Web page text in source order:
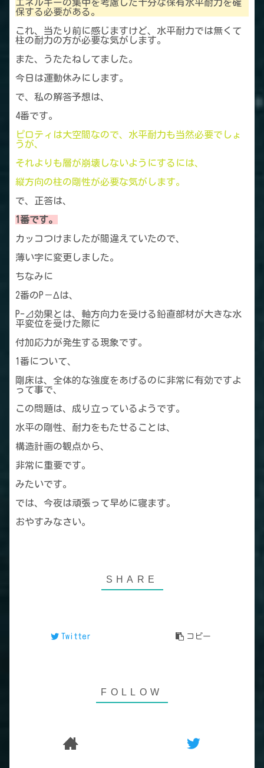
エネルギーの集中を考慮した十分な保有水平耐力を確
保する必要がある。
これ、当たり前に感じますけど、水平耐力では無くて
柱の耐力の方が必要な気がします。
また、うたたねしてました。
今日は運動休みにします。
で、私の解答予想は、
4番です。
ピロティは大空間なので、水平耐力も当然必要でしょ
うが、
それよりも層が崩壊しないようにするには、
縦方向の柱の剛性が必要な気がします。
で、正答は、
1番です。
カッコつけましたが間違えていたので、
薄い字に変更しました。
ちなみに
2番のP－Δは、
P-⊿効果とは、軸方向力を受ける鉛直部材が大きな水
平変位を受けた際に
付加応力が発生する現象です。
1番について、
剛床は、全体的な強度をあげるのに非常に有効ですよ
って事で、
この問題は、成り立っているようです。
水平の剛性、耐力をもたせることは、
構造計画の観点から、
非常に重要です。
みたいです。
では、今夜は頑張って早めに寝ます。
おやすみなさい。
Twitter コピー